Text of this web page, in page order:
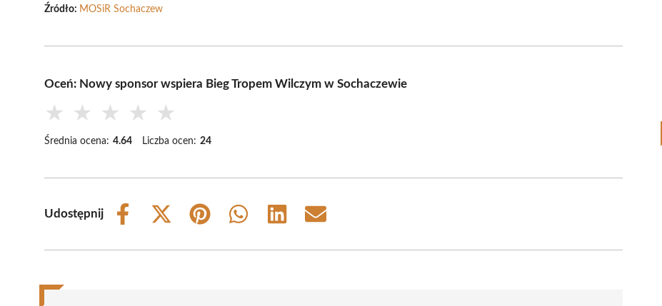
Źródło: MOSiR Sochaczew
Oceń: Nowy sponsor wspiera Bieg Tropem Wilczym w Sochaczewie
★ ★ ★ ★ ★
Średnia ocena: 4.64 Liczba ocen: 24
Udostępnij
Share
Share
(Twitter)
Share
Share
Share
Share